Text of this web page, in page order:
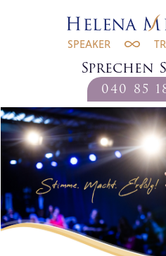
SPEAKER
Sprechen
040 85